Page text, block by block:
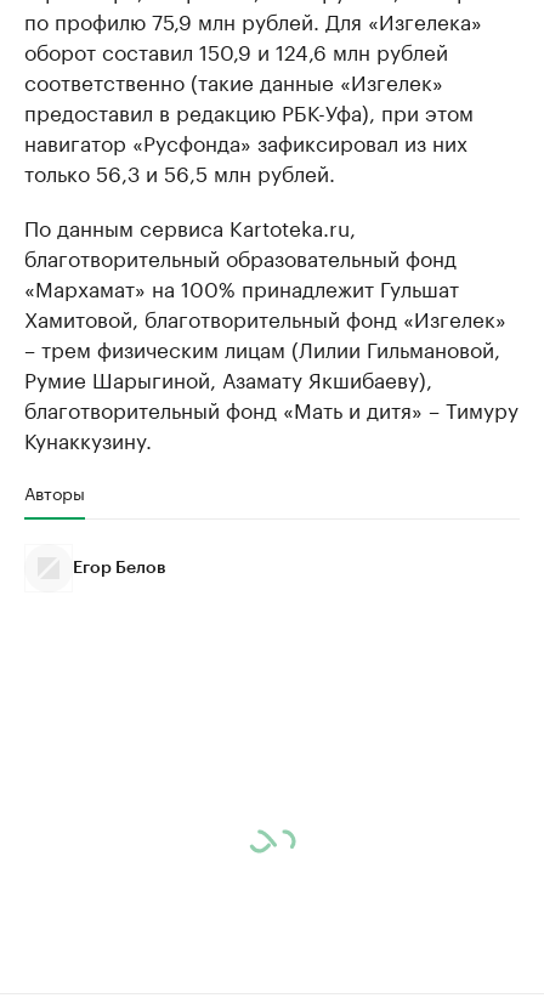
по профилю 75,9 млн рублей. Для «Изгелека»
оборот составил 150,9 и 124,6 млн рублей
соответственно (такие данные «Изгелек»
предоставил в редакцию РБК-Уфа), при этом
навигатор «Русфонда» зафиксировал из них
только 56,3 и 56,5 млн рублей.
По данным сервиса Kartoteka.ru,
благотворительный образовательный фонд
«Мархамат» на 100% принадлежит Гульшат
Хамитовой, благотворительный фонд «Изгелек»
– трем физическим лицам (Лилии Гильмановой,
Румие Шарыгиной, Азамату Якшибаеву),
благотворительный фонд «Мать и дитя» – Тимуру
Кунаккузину.
Авторы
Егор Белов